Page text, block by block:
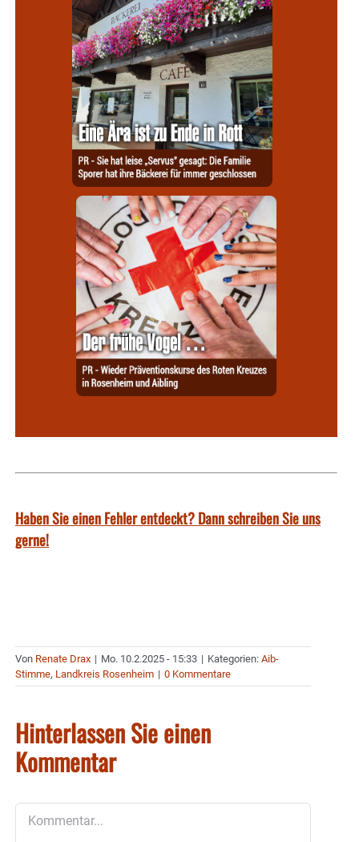
Haben Sie einen Fehler entdeckt? Dann schreiben Sie uns
gerne!
Von Renate Drax | Mo. 10.2.2025 - 15:33 | Kategorien: Aib-
Stimme, Landkreis Rosenheim | 0 Kommentare
Hinterlassen Sie einen
Kommentar